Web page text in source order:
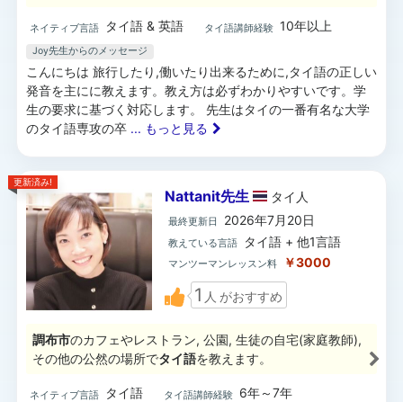
ネイティブ言語 タイ語 & 英語 タイ語講師経験 10年以上
Joy先生からのメッセージ
こんにちは 旅行したり,働いたり出来るために,タイ語の正しい
発音を主にに教えます。教え方は必ずわかりやすいです。学
生の要求に基づく対応します。 先生はタイの一番有名な大学
のタイ語専攻の卒 ... もっと見る
更新済み!
Nattanit先生 タイ 人
最終更新日 2026年7月20日
教えている言語 タイ語 + 他1言語
マンツーマンレッスン料 ￥3000
1 人 がおすすめ
調布市のカフェやレストラン, 公園, 生徒の自宅(家庭教師),
その他の公然の場所でタイ語を教えます。
ネイティブ言語 タイ語 タイ語講師経験
6年～7年